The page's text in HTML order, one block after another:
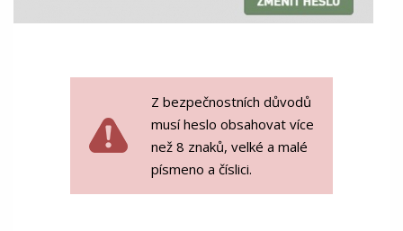
Z bezpečnostních důvodů
musí heslo obsahovat více
než 8 znaků, velké a malé
písmeno a číslici.